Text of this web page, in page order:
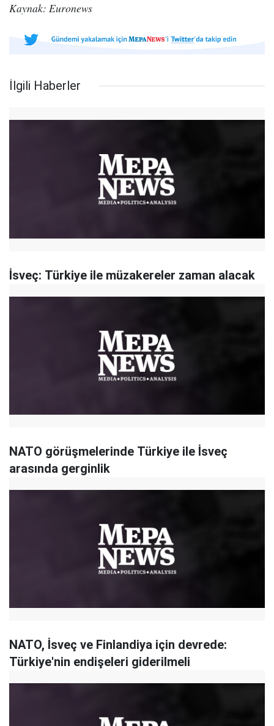
Kaynak: Euronews
İlgili Haberler
İsveç: Türkiye ile müzakereler zaman alacak
NATO görüşmelerinde Türkiye ile İsveç
arasında gerginlik
NATO, İsveç ve Finlandiya için devrede:
Türkiye'nin endişeleri giderilmeli